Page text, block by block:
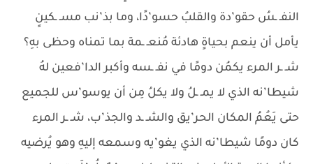
النفـ ـسُ حقو’دة والقلبُ حسو’دًا، وما بذ’نب مسـ ـكينٍ
يأمل أن ينعم بحياةٍ هادئة مُنعـ ـمة بما تمناه وحظى بهِ؟
شـ ـر المرء يكمُن دومًا في نفـ ـسه وأكبر الدا’فعين لهُ
شيطا’نه الذي لا يمـ ـلُ ولا يكلُ مِن أن يوسو’س للجميع
حتى يَعُمُ المكان الحر’يق والشـ ـد والجذ’ب، شـ ـر المرء
كان دومًا شيطا’نه الذي يغو’يه وسمعه إليهِ وهو يُرضيه